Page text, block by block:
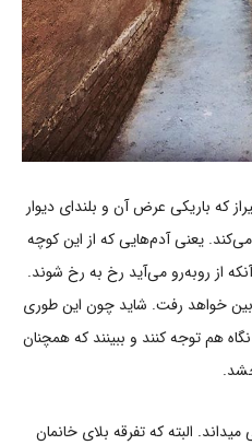
که باریکی عرض آن و بلندای دیوار
می‌کند. یعنی آدم‌هایی که از این کوچه
از روبه‌رو می‌آید رخ به رخ شوند.
بین خواهد رفت. شاید چون این طوری
هم توجه کنند و ببینند که همچنان
البته که تفرقه بلای خانمان